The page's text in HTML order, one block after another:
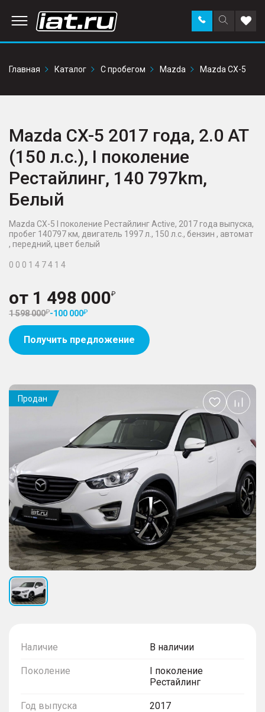
Поиск
по
Заказать
звонок в
Главная
Каталог С пробегом Mazda Mazda CX-5
Mazda CX-5 2017 года, 2.0 AT
(150 л.с.), I поколение
Рестайлинг, 140 797km,
Белый
Mazda CX-5 I поколение Рестайлинг Active, 2017 года выпуска,
пробег 140797 км, двигатель 1997 л., 150 л.с., бензин , автомат
, передний, цвет белый
0 0 0 1 4 7 4 1 4
от 1 498 000
1 598 000 -100 000
Получить предложение
Наличие В наличии
Поколение
I поколение
Рестайлинг
Год выпуска 2017
Продан
Добавить
в
избранное